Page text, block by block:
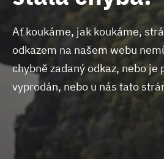
Ať koukáme, jak koukáme,
odkazem na našem webu
chybně zadaný odkaz, nebo je
vyprodán, nebo u nás tato